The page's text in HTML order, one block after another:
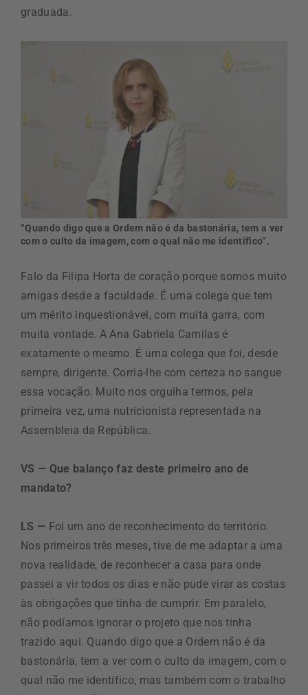
graduada.
“Quando digo que a Ordem não é da bastonária, tem a ver
com o culto da imagem, com o qual não me identifico”.
Falo da Filipa Horta de coração porque somos muito
amigas desde a faculdade. É uma colega que tem
um mérito inquestionável, com muita garra, com
muita vontade. A Ana Gabriela Camilas é
exatamente o mesmo. É uma colega que foi, desde
sempre, dirigente. Corria-lhe com certeza no sangue
essa vocação. Muito nos orgulha termos, pela
primeira vez, uma nutricionista representada na
Assembleia da República.
VS — Que balanço faz deste primeiro ano de
mandato?
LS — Foi um ano de reconhecimento do território.
Nos primeiros três meses, tive de me adaptar a uma
nova realidade, de reconhecer a casa para onde
passei a vir todos os dias e não pude virar as costas
às obrigações que tinha de cumprir. Em paralelo,
não podíamos ignorar o projeto que nos tinha
trazido aqui. Quando digo que a Ordem não é da
bastonária, tem a ver com o culto da imagem, com o
qual não me identifico, mas também com o trabalho